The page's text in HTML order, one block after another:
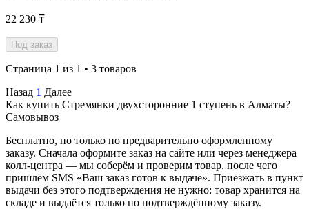
22 230 ₸
Под заказ
Страница 1 из 1 • 3 товаров
Назад 1 Далее
Как купить Стремянки двухсторонние 1 ступень в Алматы?
Самовывоз
Бесплатно, но только по предварительно оформленному
заказу. Сначала оформите заказ на сайте или через менеджера
колл-центра — мы соберём и проверим товар, после чего
пришлём SMS «Ваш заказ готов к выдаче». Приезжать в пункт
выдачи без этого подтверждения не нужно: товар хранится на
складе и выдаётся только по подтверждённому заказу.